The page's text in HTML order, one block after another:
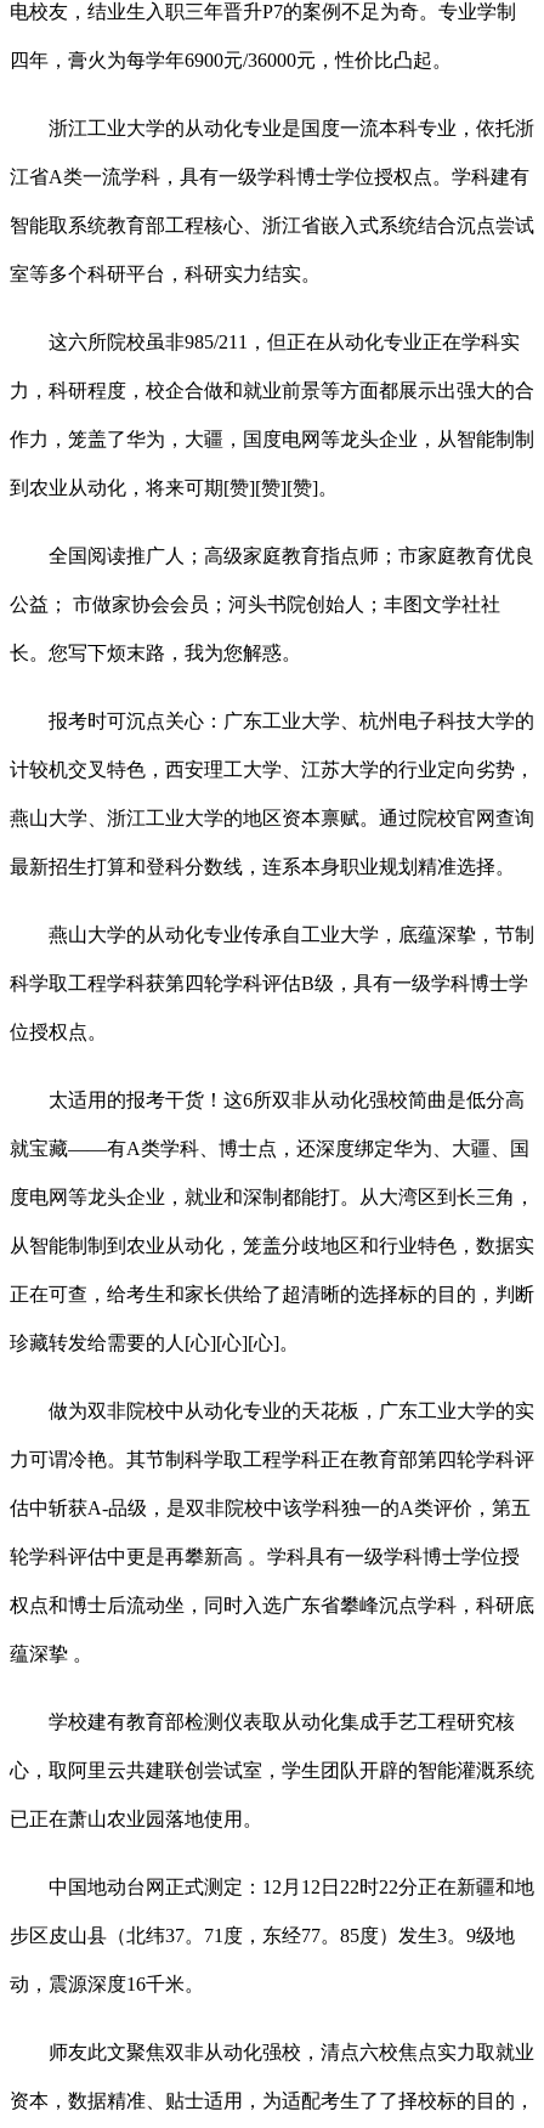
电校友，结业生入职三年晋升P7的案例不足为奇。专业学制
四年，膏火为每学年6900元/36000元，性价比凸起。
浙江工业大学的从动化专业是国度一流本科专业，依托浙
江省A类一流学科，具有一级学科博士学位授权点。学科建有
智能取系统教育部工程核心、浙江省嵌入式系统结合沉点尝试
室等多个科研平台，科研实力结实。
这六所院校虽非985/211，但正在从动化专业正在学科实
力，科研程度，校企合做和就业前景等方面都展示出强大的合
作力，笼盖了华为，大疆，国度电网等龙头企业，从智能制制
到农业从动化，将来可期[赞][赞][赞]。
全国阅读推广人；高级家庭教育指点师；市家庭教育优良
公益； 市做家协会会员；河头书院创始人；丰图文学社社
长。您写下烦末路，我为您解惑。
报考时可沉点关心：广东工业大学、杭州电子科技大学的
计较机交叉特色，西安理工大学、江苏大学的行业定向劣势，
燕山大学、浙江工业大学的地区资本禀赋。通过院校官网查询
最新招生打算和登科分数线，连系本身职业规划精准选择。
燕山大学的从动化专业传承自工业大学，底蕴深挚，节制
科学取工程学科获第四轮学科评估B级，具有一级学科博士学
位授权点。
太适用的报考干货！这6所双非从动化强校简曲是低分高
就宝藏——有A类学科、博士点，还深度绑定华为、大疆、国
度电网等龙头企业，就业和深制都能打。从大湾区到长三角，
从智能制制到农业从动化，笼盖分歧地区和行业特色，数据实
正在可查，给考生和家长供给了超清晰的选择标的目的，判断
珍藏转发给需要的人[心][心][心]。
做为双非院校中从动化专业的天花板，广东工业大学的实
力可谓冷艳。其节制科学取工程学科正在教育部第四轮学科评
估中斩获A-品级，是双非院校中该学科独一的A类评价，第五
轮学科评估中更是再攀新高 。学科具有一级学科博士学位授
权点和博士后流动坐，同时入选广东省攀峰沉点学科，科研底
蕴深挚 。
学校建有教育部检测仪表取从动化集成手艺工程研究核
心，取阿里云共建联创尝试室，学生团队开辟的智能灌溉系统
已正在萧山农业园落地使用。
中国地动台网正式测定：12月12日22时22分正在新疆和地
步区皮山县（北纬37。71度，东经77。85度）发生3。9级地
动，震源深度16千米。
师友此文聚焦双非从动化强校，清点六校焦点实力取就业
资本，数据精准、贴士适用，为适配考生了了择校标的目的，